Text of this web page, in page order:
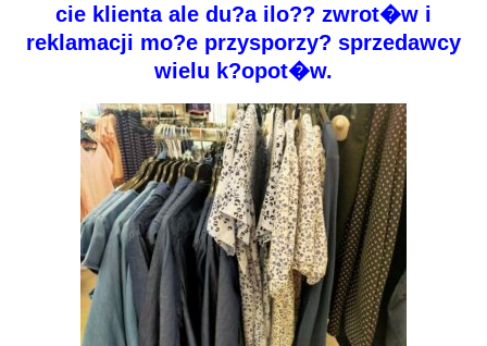
cie klienta ale du?a ilo?? zwrot�w i
reklamacji mo?e przysporzy? sprzedawcy
wielu k?opot�w.